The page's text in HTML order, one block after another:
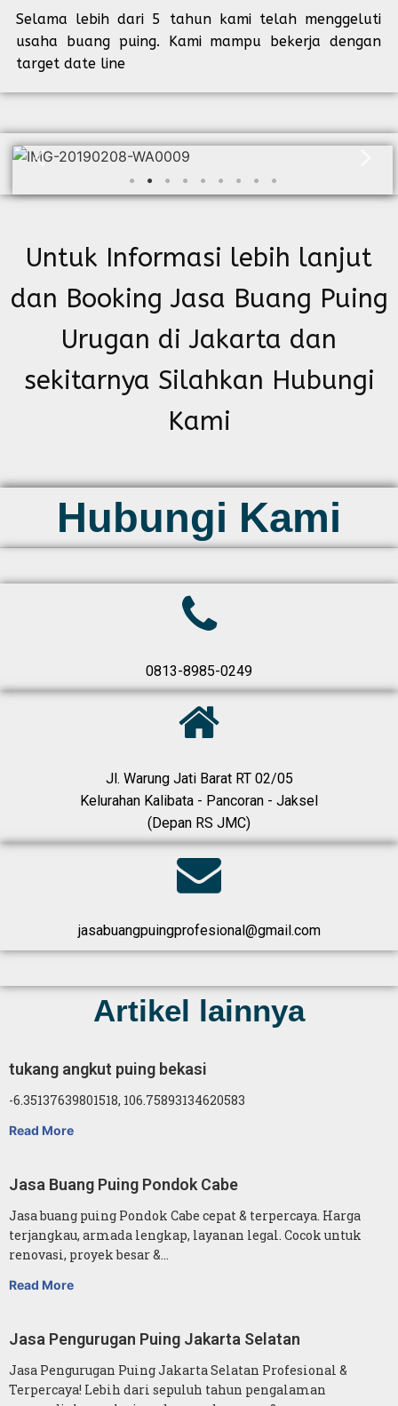
Selama lebih dari 5 tahun kami telah menggeluti
usaha buang puing. Kami mampu bekerja dengan
target date line
Untuk Informasi lebih lanjut
dan Booking Jasa Buang Puing
Urugan di Jakarta dan
sekitarnya Silahkan Hubungi
Kami
Hubungi Kami
0813-8985-0249​
Jl. Warung Jati Barat RT 02/05
Kelurahan Kalibata - Pancoran - Jaksel
(Depan RS JMC)
jasabuangpuingprofesional@gmail.com
Artikel lainnya
tukang angkut puing bekasi
-6.35137639801518, 106.75893134620583
Read More
Jasa Buang Puing Pondok Cabe
Jasa buang puing Pondok Cabe cepat & terpercaya. Harga
terjangkau, armada lengkap, layanan legal. Cocok untuk
renovasi, proyek besar &…
Read More
Jasa Pengurugan Puing Jakarta Selatan
Jasa Pengurugan Puing Jakarta Selatan Profesional &
Terpercaya! Lebih dari sepuluh tahun pengalaman